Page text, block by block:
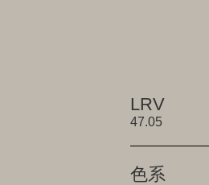
LRV
47.05
色系